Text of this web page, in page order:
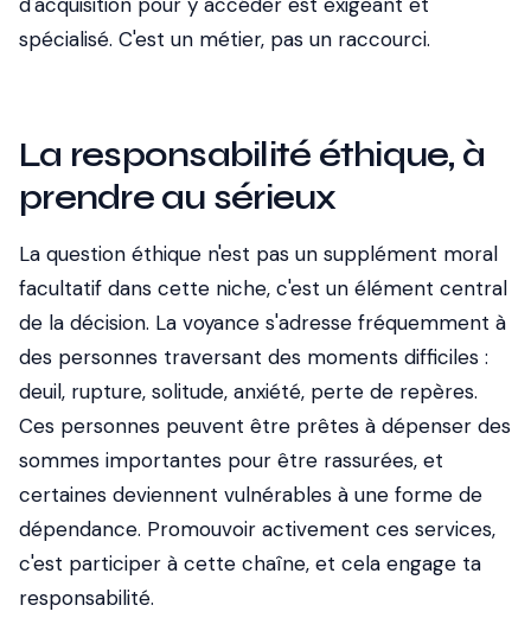
spécialisé. C'est un métier, pas un raccourci.
La responsabilité éthique, à
prendre au sérieux
La question éthique n'est pas un supplément moral
facultatif dans cette niche, c'est un élément central
de la décision. La voyance s'adresse fréquemment à
des personnes traversant des moments difficiles :
deuil, rupture, solitude, anxiété, perte de repères.
Ces personnes peuvent être prêtes à dépenser des
sommes importantes pour être rassurées, et
certaines deviennent vulnérables à une forme de
dépendance. Promouvoir activement ces services,
c'est participer à cette chaîne, et cela engage ta
responsabilité.